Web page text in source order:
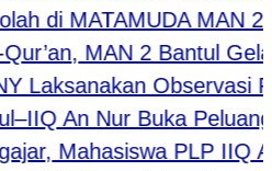
di MATAMUDA MAN 2
MAN 2 Bantul Gelar
Observasi
An Nur Buka Peluang
Mahasiswa PLP IIQ An